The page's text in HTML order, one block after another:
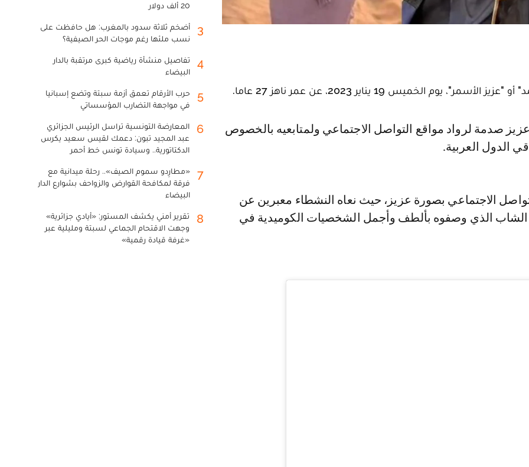
الخميس 19 يناير 2023، عن عمر ناهز 27 عاما.
الدول العربية.
الاجتماعي بصورة عزيز، حيث نعاه النشطاء معبرين عن
الشاب الذي وصفوه بألطف وأجمل الشخصيات الكوميدية في
20 ألف دولار
3
أضخم ثلاثة سدود بالمغرب: هل حافظت على
نسب ملئها رغم موجات الحر الصيفية؟
4
تفاصيل منشأة رياضية كبرى مرتقبة بالدار
البيضاء
5
حرب الأرقام تعمق أزمة سبتة وتضع إسبانيا
في مواجهة التضارب المؤسساتي
6
المعارضة التونسية تراسل الرئيس الجزائري
عبد المجيد تبون: دعمك لقيس سعيد يكرس
الدكتاتورية.. وسيادة تونس خط أحمر
7
«مطارِدو سموم الصيف».. رحلة ميدانية مع
فرقة لمكافحة القوارض والزواحف بشوارع الدار
البيضاء
8
تقرير أمني يكشف المستور: «أيادي جزائرية»
وجهت الاقتحام الجماعي لسبتة ومليلية عبر
«غرفة قيادة رقمية»